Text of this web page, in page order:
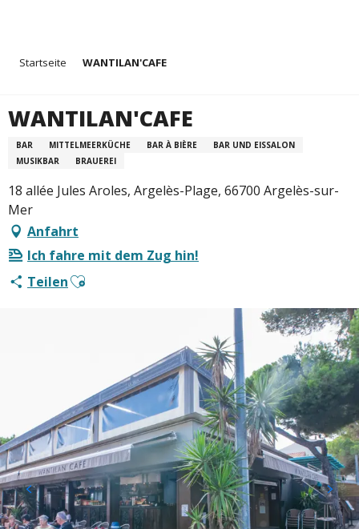
principal
Startseite WANTILAN'CAFE
WANTILAN'CAFE
BAR MITTELMEERKÜCHE BAR À BIÈRE
BAR UND EISSALON
MUSIKBAR
BRAUEREI
18 allée Jules Aroles, Argelès-Plage, 66700 Argelès-sur-
Mer
Anfahrt
Ich fahre mit dem Zug hin!
TeilenAjouter aux favoris